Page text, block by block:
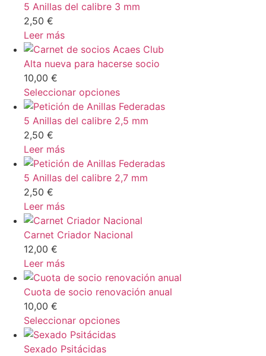
5 Anillas del calibre 3 mm
2,50 €
Leer más
Alta nueva para hacerse socio
10,00 €
Seleccionar opciones
5 Anillas del calibre 2,5 mm
2,50 €
Leer más
5 Anillas del calibre 2,7 mm
2,50 €
Leer más
Carnet Criador Nacional
12,00 €
Leer más
Cuota de socio renovación anual
10,00 €
Seleccionar opciones
Sexado Psitácidas